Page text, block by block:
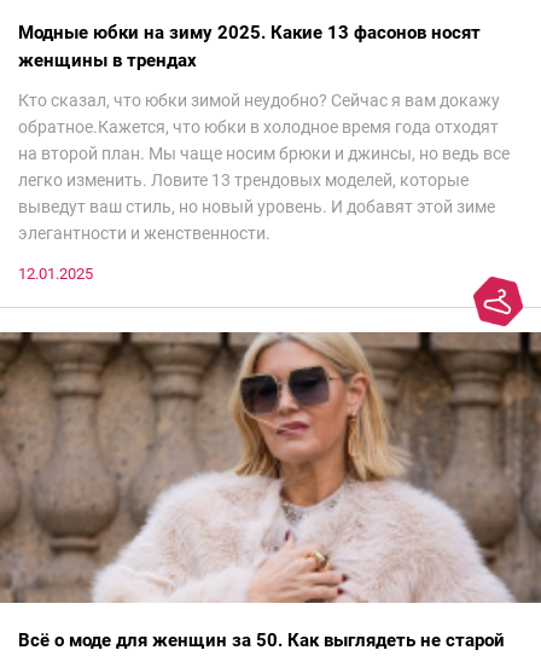
Модные юбки на зиму 2025. Какие 13 фасонов носят
женщины в трендах
Кто сказал, что юбки зимой неудобно? Сейчас я вам докажу
обратное.Кажется, что юбки в холодное время года отходят
на второй план. Мы чаще носим брюки и джинсы, но ведь все
легко изменить. Ловите 13 трендовых моделей, которые
выведут ваш стиль, но новый уровень. И добавят этой зиме
элегантности и женственности.
12.01.2025
Всё о моде для женщин за 50. Как выглядеть не старой